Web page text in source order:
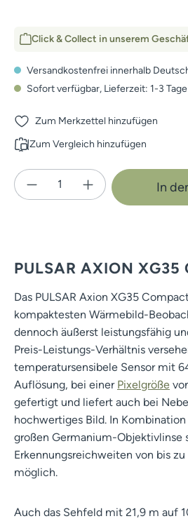
Click & Collect in unserem
Versandkostenfrei innerhalb
Sofort verfügbar, Lieferzeit: 1-3 Tage
Zum Merkzettel hinzufügen
Zum Vergleich hinzufügen
Produkt Anzahl: Gib den
In
PULSAR AXION XG35
Das PULSAR Axion XG35
kompaktesten Wärmebild-
dennoch äußerst leistungsfähig
Preis-Leistungs-Verhältnis
temperatursensibele Sensor mit
Auflösung, bei einer Pixelgröße
gefertigt und liefert auch bei
hochwertiges Bild. In
großen Germanium-Objektivlinse
Erkennungsreichweiten von bis
möglich.
Auch das Sehfeld mit 21,9 m auf